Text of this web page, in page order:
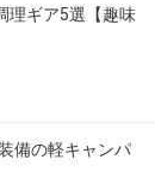
理ギア5選【趣味
備の軽キャンパ